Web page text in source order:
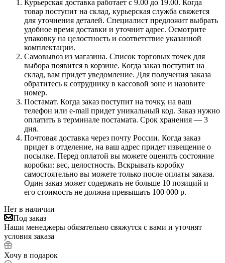
Курьерская доставка работает с 9.00 до 19.00. Когда
товар поступит на склад, курьерская служба свяжется
для уточнения деталей. Специалист предложит выбрать
удобное время доставки и уточнит адрес. Осмотрите
упаковку на целостность и соответствие указанной
комплектации.
Самовывоз из магазина. Список торговых точек для
выбора появится в корзине. Когда заказ поступит на
склад, вам придет уведомление. Для получения заказа
обратитесь к сотруднику в кассовой зоне и назовите
номер.
Постамат. Когда заказ поступит на точку, на ваш
телефон или e-mail придет уникальный код. Заказ нужно
оплатить в терминале постамата. Срок хранения — 3
дня.
Почтовая доставка через почту России. Когда заказ
придет в отделение, на ваш адрес придет извещение о
посылке. Перед оплатой вы можете оценить состояние
коробки: вес, целостность. Вскрывать коробку
самостоятельно вы можете только после оплаты заказа.
Один заказ может содержать не больше 10 позиций и
его стоимость не должна превышать 100 000 р.
Нет в наличии
Под заказ
Наши менеджеры обязательно свяжутся с вами и уточнят
условия заказа
Хочу в подарок